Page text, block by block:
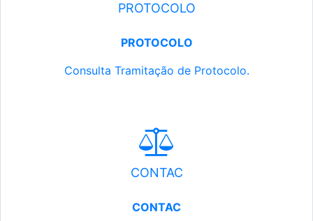
PROTOCOLO
PROTOCOLO
Consulta Tramitação de Protocolo.
CONTAC
CONTAC